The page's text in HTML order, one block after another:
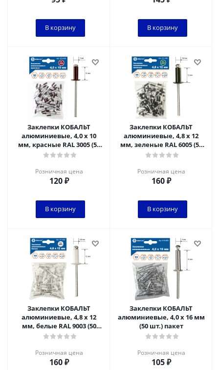
В корзину В корзину
Заклепки КОБАЛЬТ
алюминиевые, 4,0 х 10
мм, красные RAL 3005 (50
шт.) пакет
Розничная цена
120₽
В корзину
Заклепки КОБАЛЬТ
алюминиевые, 4,8 х 12
мм, зеленые RAL 6005 (50
шт.) пакет
Розничная цена
160₽
В корзину
Заклепки КОБАЛЬТ
алюминиевые, 4,8 х 12
мм, белые RAL 9003 (50
шт.) пакет
Розничная цена
160₽
Заклепки КОБАЛЬТ
алюминиевые, 4,0 х 16 мм
(50 шт.) пакет
Розничная цена
105₽